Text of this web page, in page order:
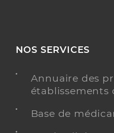
NOS SERVICES
Annuaire des
établissements
Base de